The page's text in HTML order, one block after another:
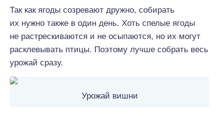
Так как ягоды созревают дружно, собирать
их нужно также в один день. Хоть спелые ягоды
не растрескиваются и не осыпаются, но их могут
расклевывать птицы. Поэтому лучше собрать весь
урожай сразу.
Урожай вишни